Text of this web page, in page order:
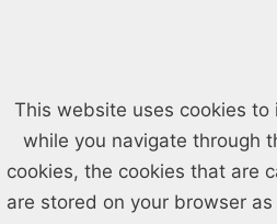
This website uses cookies to
while you navigate through
cookies, the cookies that are
are stored on your browser